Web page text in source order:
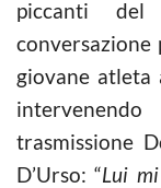
piccanti
conversazione
giovane atleta
trasmissione
D’Urso: “Lui